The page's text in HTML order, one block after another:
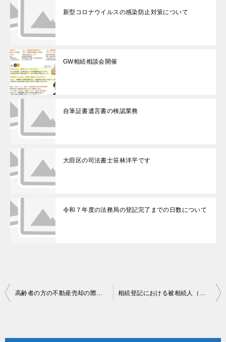
新型コロナウイルスの感染防止対策について
GW相続相談会開催
自筆証書遺言書の検認業務
大田区の司法書士笹林洋平です
令和７年度の法務局の登記完了までの日数について
投
ビ
高齢者の方の不動産売却の際に注意すべき事項 相続登記における被相続人（亡くなられた方）の最終の住所と登記上の住所が相違する場合について